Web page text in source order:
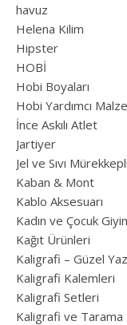
havuz
Helena Kilim
Hipster
HOBİ
Hobi Boyaları
Hobi Yardımcı
İnce Askılı Atlet
Jartiyer
Jel ve Sıvı
Kaban & Mont
Kablo Aksesuarı
Kadın ve Çocuk
Kağıt Ürünleri
Kaligrafi – Güzel
Kaligrafi Kalemleri
Kaligrafi Setleri
Kaligrafi ve Tarama